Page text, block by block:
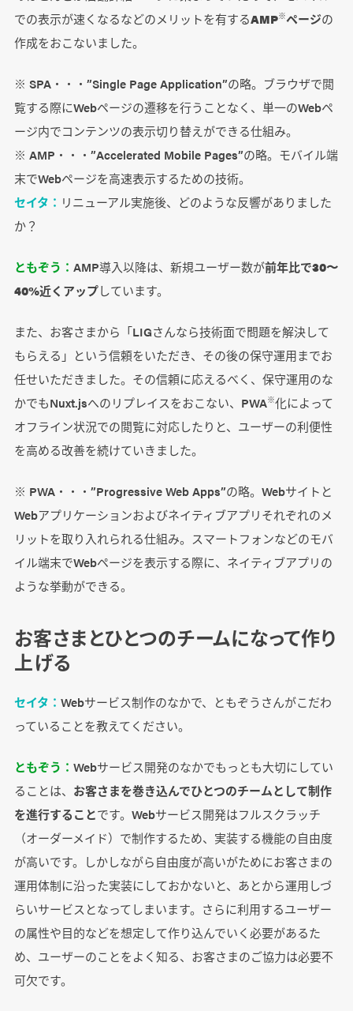
での表示が速くなるなどのメリットを有するAMP※ページの
作成をおこないました。
※ SPA・・・”Single Page Application”の略。ブラウザで閲
覧する際にWebページの遷移を行うことなく、単一のWebペ
ージ内でコンテンツの表示切り替えができる仕組み。
※ AMP・・・”Accelerated Mobile Pages”の略。モバイル端
末でWebページを高速表示するための技術。
セイタ： リニューアル実施後、どのような反響がありました
か？
ともぞう： AMP導入以降は、新規ユーザー数が前年比で30〜
40%近くアップしています。
また、お客さまから「LIGさんなら技術面で問題を解決して
もらえる」という信頼をいただき、その後の保守運用までお
任せいただきました。その信頼に応えるべく、保守運用のな
かでもNuxt.jsへのリプレイスをおこない、PWA※化によって
オフライン状況での閲覧に対応したりと、ユーザーの利便性
を高める改善を続けていきました。
※ PWA・・・”Progressive Web Apps”の略。Webサイトと
Webアプリケーションおよびネイティブアプリそれぞれのメ
リットを取り入れられる仕組み。スマートフォンなどのモバ
イル端末でWebページを表示する際に、ネイティブアプリの
ような挙動ができる。
お客さまとひとつのチームになって作り
上げる
セイタ： Webサービス制作のなかで、ともぞうさんがこだわ
っていることを教えてください。
ともぞう： Webサービス開発のなかでもっとも大切にしてい
ることは、 お客さまを巻き込んでひとつのチームとして制作
を進行することです。Webサービス開発はフルスクラッチ
（オーダーメイド）で制作するため、実装する機能の自由度
が高いです。しかしながら自由度が高いがためにお客さまの
運用体制に沿った実装にしておかないと、あとから運用しづ
らいサービスとなってしまいます。さらに利用するユーザー
の属性や目的などを想定して作り込んでいく必要があるた
め、ユーザーのことをよく知る、お客さまのご協力は必要不
可欠です。